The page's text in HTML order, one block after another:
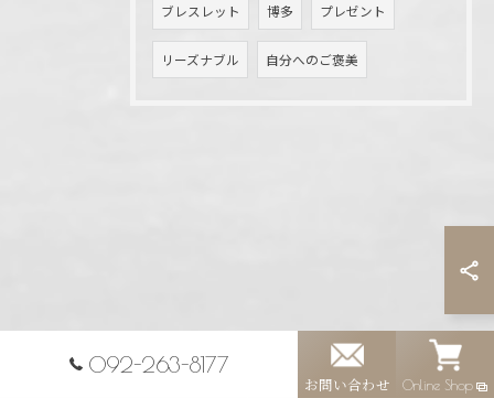
ブレスレット 博多 プレゼント
リーズナブル 自分へのご褒美
092-263-8177
お問い合わせ Online Shop